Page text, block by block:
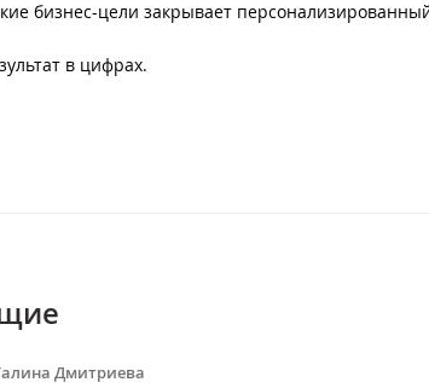
бизнес-цели закрывает
в цифрах.
Дмитриева